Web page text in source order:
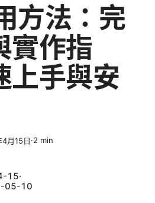
方法：完
實作指
上手與安
月15日·2 min
15·
05-10